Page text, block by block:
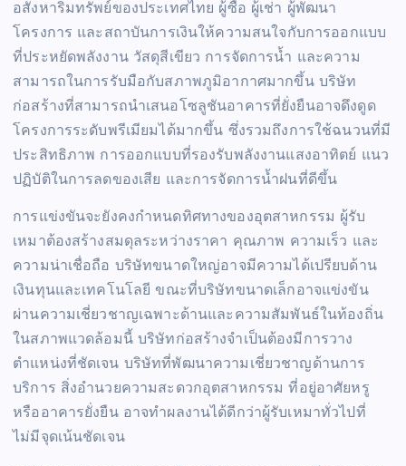
อสังหาริมทรัพย์ของประเทศไทย ผู้ซื้อ ผู้เช่า ผู้พัฒนา
โครงการ และสถาบันการเงินให้ความสนใจกับการออกแบบ
ที่ประหยัดพลังงาน วัสดุสีเขียว การจัดการน้ำ และความ
สามารถในการรับมือกับสภาพภูมิอากาศมากขึ้น บริษัท
ก่อสร้างที่สามารถนำเสนอโซลูชันอาคารที่ยั่งยืนอาจดึงดูด
โครงการระดับพรีเมียมได้มากขึ้น ซึ่งรวมถึงการใช้ฉนวนที่มี
ประสิทธิภาพ การออกแบบที่รองรับพลังงานแสงอาทิตย์ แนว
ปฏิบัติในการลดของเสีย และการจัดการน้ำฝนที่ดีขึ้น
การแข่งขันจะยังคงกำหนดทิศทางของอุตสาหกรรม ผู้รับ
เหมาต้องสร้างสมดุลระหว่างราคา คุณภาพ ความเร็ว และ
ความน่าเชื่อถือ บริษัทขนาดใหญ่อาจมีความได้เปรียบด้าน
เงินทุนและเทคโนโลยี ขณะที่บริษัทขนาดเล็กอาจแข่งขัน
ผ่านความเชี่ยวชาญเฉพาะด้านและความสัมพันธ์ในท้องถิ่น
ในสภาพแวดล้อมนี้ บริษัทก่อสร้างจำเป็นต้องมีการวาง
ตำแหน่งที่ชัดเจน บริษัทที่พัฒนาความเชี่ยวชาญด้านการ
บริการ สิ่งอำนวยความสะดวกอุตสาหกรรม ที่อยู่อาศัยหรู
หรืออาคารยั่งยืน อาจทำผลงานได้ดีกว่าผู้รับเหมาทั่วไปที่
ไม่มีจุดเน้นชัดเจน